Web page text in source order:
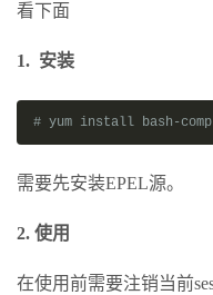
看下面
1. 安装
# yum install bash-
需要先安装EPEL源。
2. 使用
在使用前需要注销当前